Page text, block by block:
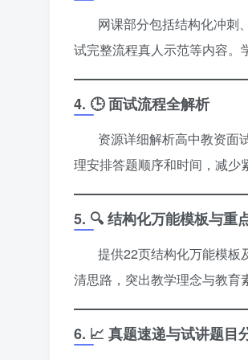
网课部分包括结构化冲刺
试完整流程真人示范等内容。
4. 🕒 面试流程全解析
资源详细解析高中教资面
理安排答题顺序和时间，减少
5. 🔍 结构化万能模板与重
提供22页结构化万能模板
清思路，突出教学理念与教育
6. 📈 真题速递与试讲题目